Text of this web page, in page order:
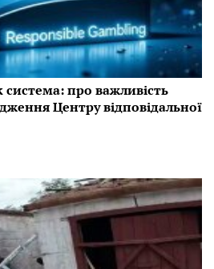
система: про важливість
Центру відповідальної